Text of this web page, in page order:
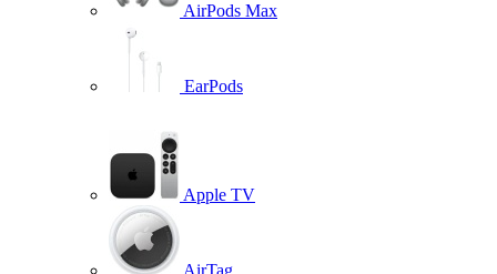
AirPods Max
EarPods
Apple TV